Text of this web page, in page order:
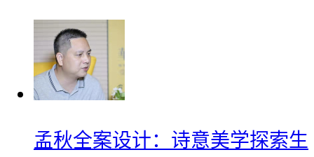
孟秋全案设计：诗意美学探索生